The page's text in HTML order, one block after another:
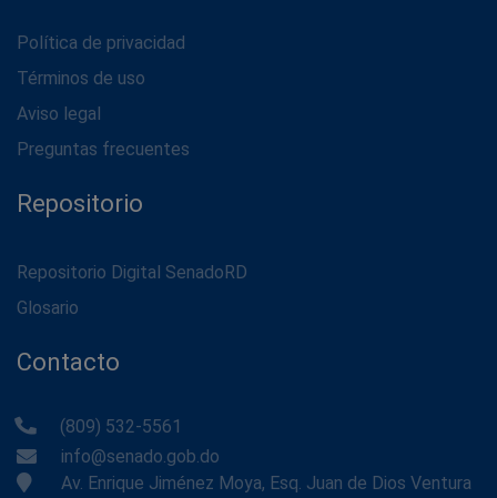
Política de privacidad
Términos de uso
Aviso legal
Preguntas frecuentes
Repositorio
Repositorio Digital SenadoRD
Glosario
Contacto
(809) 532-5561
info@senado.gob.do
Av. Enrique Jiménez Moya, Esq. Juan de Dios Ventura